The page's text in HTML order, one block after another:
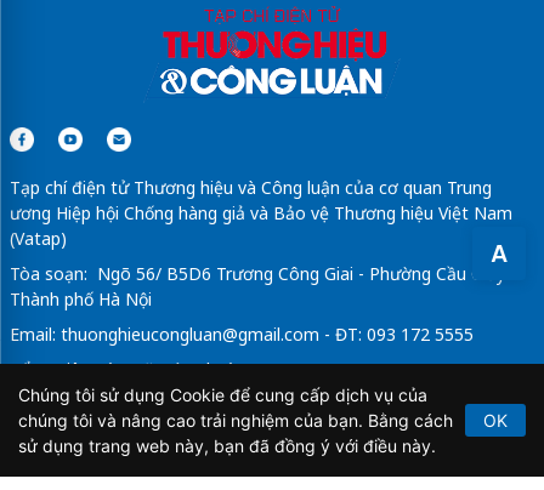
A
Tạp chí điện tử Thương hiệu và Công luận của cơ quan Trung
ương Hiệp hội Chống hàng giả và Bảo vệ Thương hiệu Việt Nam
(Vatap)
Tòa soạn: Ngõ 56/ B5D6 Trương Công Giai - Phường Cầu Giấy -
Thành phố Hà Nội
Email: thuonghieucongluan@gmail.com - ĐT: 093 172 5555
Tổng Biên Tập: Vũ Đức Thuận
Giấy phép hoạt động báo chí điện tử số 64/GP-BTTTT do Bộ
Thông tin và Truyền thông cấp ngày 21/2/2020.
Chúng tôi sử dụng Cookie để cung cấp dịch vụ của
chúng tôi và nâng cao trải nghiệm của bạn. Bằng cách
sử dụng trang web này, bạn đã đồng ý với điều này.
OK